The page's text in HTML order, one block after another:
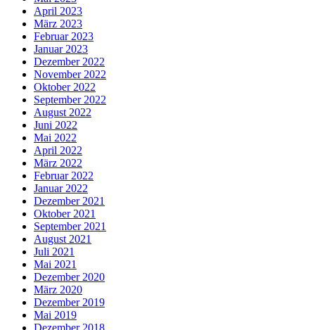
April 2023
März 2023
Februar 2023
Januar 2023
Dezember 2022
November 2022
Oktober 2022
September 2022
August 2022
Juni 2022
Mai 2022
April 2022
März 2022
Februar 2022
Januar 2022
Dezember 2021
Oktober 2021
September 2021
August 2021
Juli 2021
Mai 2021
Dezember 2020
März 2020
Dezember 2019
Mai 2019
Dezember 2018